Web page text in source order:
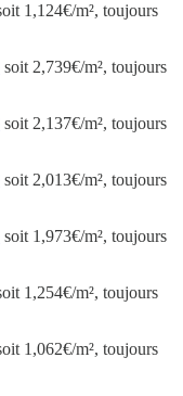
1,124€/m², toujours
soit 2,739€/m², toujours
soit 2,137€/m², toujours
soit 2,013€/m², toujours
soit 1,973€/m², toujours
1,254€/m², toujours
1,062€/m², toujours